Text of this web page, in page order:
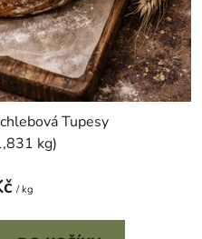
Tupesy
kg)
/ kg